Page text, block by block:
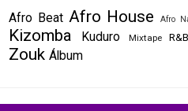
Afro Beat Afro House Afro
Kizomba Kuduro Mixtape R&B
Zouk Álbum